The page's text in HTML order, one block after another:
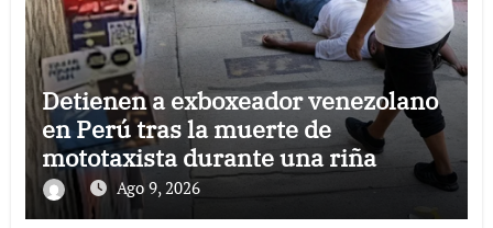
Detienen a exboxeador venezolano
en Perú tras la muerte de
mototaxista durante una riña
Ago 9, 2026